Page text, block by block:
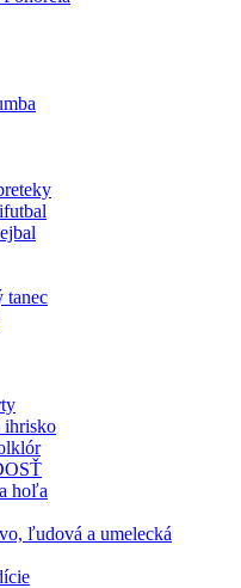
tanec
ihrisko
hoľa
ľudová a umelecká